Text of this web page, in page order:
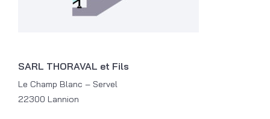
SARL THORAVAL et Fils
Le Champ Blanc – Servel
22300 Lannion